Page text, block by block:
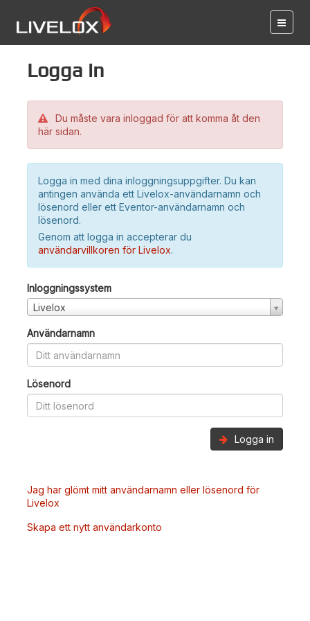
Logga in
Du måste vara inloggad för att komma åt den
här sidan.
Logga in med dina inloggningsuppgifter. Du kan
antingen använda ett Livelox-användarnamn och
lösenord eller ett Eventor-användarnamn och
lösenord.
Genom att logga in accepterar du
användarvillkoren för Livelox.
Inloggningssystem
Livelox
Användarnamn
Lösenord
Logga in
Jag har glömt mitt användarnamn eller lösenord för
Livelox
Skapa ett nytt användarkonto